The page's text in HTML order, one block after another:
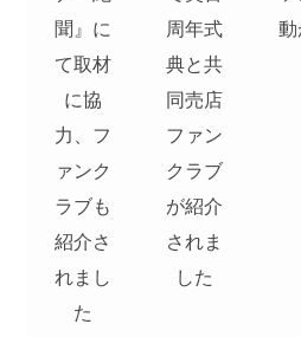
聞』に
て取材
に協
力、フ
ァンク
ラブも
紹介さ
れまし
た
周年式
典と共
同売店
ファン
クラブ
が紹介
されま
した
動